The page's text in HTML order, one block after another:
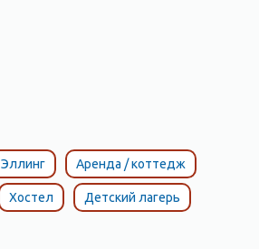
Эллинг Аренда / коттедж
Хостел Детский лагерь